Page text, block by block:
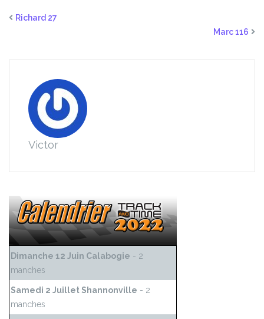
Richard 27
Marc 116
Victor
Dimanche 12 Juin Calabogie - 2
manches
Samedi 2 Juillet Shannonville - 2
manches